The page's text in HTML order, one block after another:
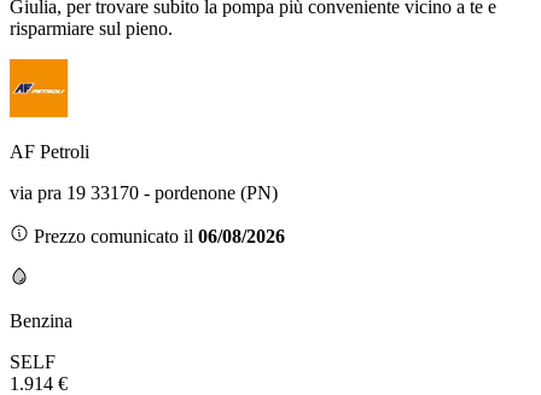
Giulia, per trovare subito la pompa più conveniente vicino a te e
risparmiare sul pieno.
AF Petroli
via pra 19 33170 - pordenone (PN)
Prezzo comunicato il 06/08/2026
Benzina
SELF
1.914 €